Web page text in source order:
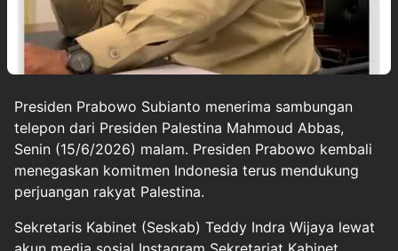
Presiden Prabowo Subianto menerima sambungan
telepon dari Presiden Palestina Mahmoud Abbas,
Senin (15/6/2026) malam. Presiden Prabowo kembali
menegaskan komitmen Indonesia terus mendukung
perjuangan rakyat Palestina.
Sekretaris Kabinet (Seskab) Teddy Indra Wijaya lewat